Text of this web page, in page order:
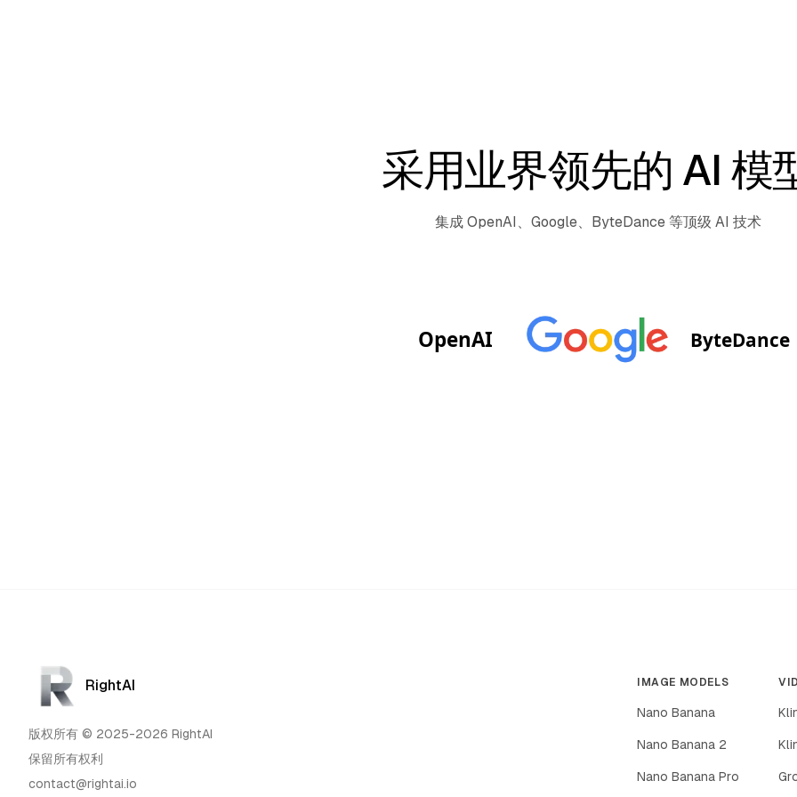
采用业界领先的 AI 模
集成 OpenAI、Google、ByteDance 等顶级 AI 技术
RightAI
版权所有 © 2025-2026 RightAI
保留所有权利
contact@rightai.io
IMAGE MODELS
Nano Banana
Nano Banana 2
Nano Banana Pro